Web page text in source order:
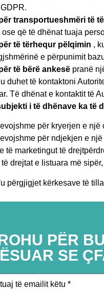
transportueshmëri të
ose që të dhënat tuaja
të tërhequr pëlqimin ,
e përpunimit
të bërë ankesë pranë
duhet të kontaktoni
Të dhënat e kontaktit të
i të dhënave ka të
për kryerjen e një
për ndjekjen e
të marketingut të
të drejtat e listuara më
përgjigjet kërkesave të
PËR
SE